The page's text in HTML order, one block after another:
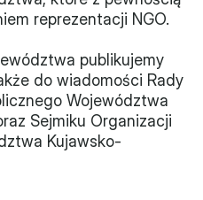
reprezentacji NGO.
publikujemy
do wiadomości Rady
Województwa
Sejmiku Organizacji
Kujawsko-